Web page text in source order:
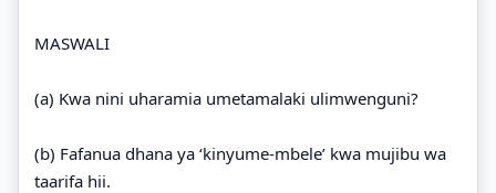
MASWALI
(a) Kwa nini uharamia umetamalaki ulimwenguni?
(b) Fafanua dhana ya ‘kinyume-mbele’ kwa mujibu wa
taarifa hii.